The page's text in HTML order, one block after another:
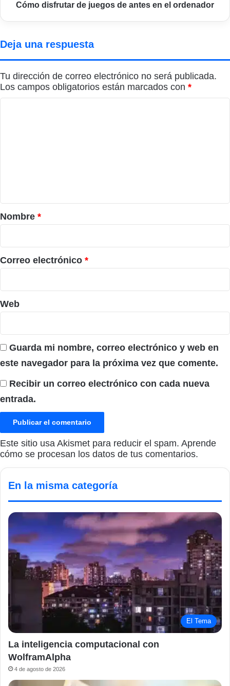
Cómo disfrutar de juegos de antes en el ordenador
Deja una respuesta
Tu dirección de correo electrónico no será publicada.
Los campos obligatorios están marcados con *
r
i
o
*
Nombre *
Correo electrónico *
Web
Guarda mi nombre, correo electrónico y web en
este navegador para la próxima vez que comente.
Recibir un correo electrónico con cada nueva
entrada.
Este sitio usa Akismet para reducir el spam. Aprende
cómo se procesan los datos de tus comentarios.
En la misma categoría
El Tema
La inteligencia computacional con
WolframAlpha
4 de agosto de 2026